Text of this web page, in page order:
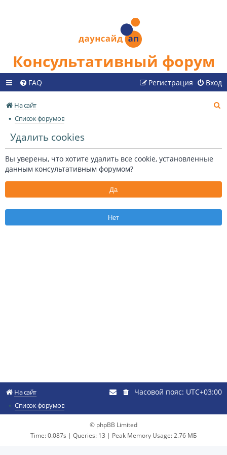
Консультативный форум
FAQ Вход
Регистрация
На сайт
Список форумов
Удалить cookies
Вы уверены, что хотите удалить все cookie, установленные
данным консультативным форумом?
На сайт
Список форумов
Часовой пояс: UTC+03:00
© phpBB Limited
Time: 0.087s | Queries: 13 | Peak Memory Usage: 2.76 МБ